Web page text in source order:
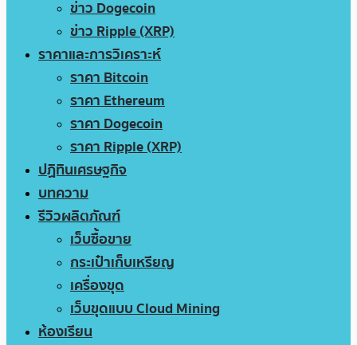
ข่าว Dogecoin
ข่าว Ripple (XRP)
ราคาและการวิเคราะห์
ราคา Bitcoin
ราคา Ethereum
ราคา Dogecoin
ราคา Ripple (XRP)
ปฏิทินเศรษฐกิจ
บทความ
รีวิวผลิตภัณฑ์
เว็บซื้อขาย
กระเป๋าเก็บเหรียญ
เครื่องขุด
เว็บขุดแบบ Cloud Mining
ห้องเรียน